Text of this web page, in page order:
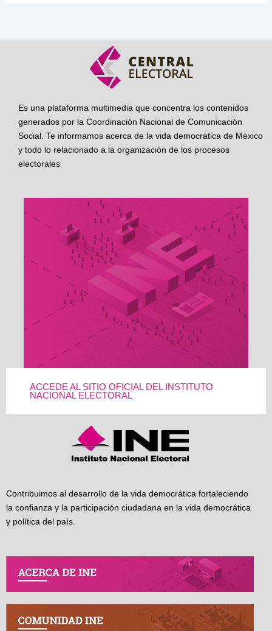
Es una plataforma multimedia que concentra los contenidos
generados por la Coordinación Nacional de Comunicación
Social. Te informamos acerca de la vida democrática de México
y todo lo relacionado a la organización de los procesos
electorales
ACCEDE AL SITIO OFICIAL DEL INSTITUTO
NACIONAL ELECTORAL
Contribuimos al desarrollo de la vida democrática fortaleciendo
la confianza y la participación ciudadana en la vida democrática
y política del país.